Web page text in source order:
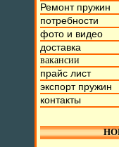
Ремонт пружин
потребности
фото и видео
доставка
вакансии
прайс лист
экспорт пружин
контакты